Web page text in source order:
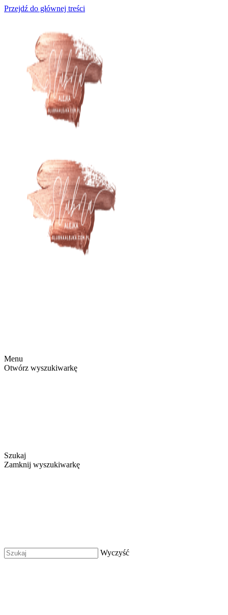
Przejdź do głównej treści
Menu
Otwórz wyszukiwarkę
Szukaj
Zamknij wyszukiwarkę
Wyczyść